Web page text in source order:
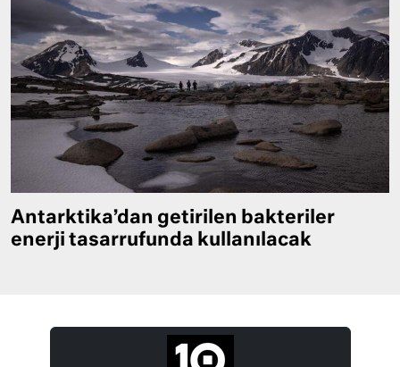
Antarktika’dan getirilen bakteriler
enerji tasarrufunda kullanılacak